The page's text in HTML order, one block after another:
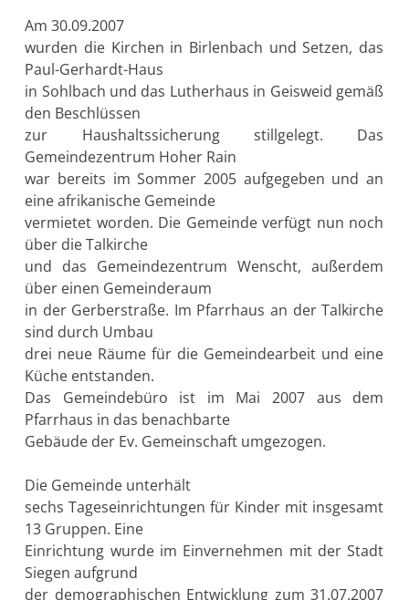
Am 30.09.2007
wurden die Kirchen in Birlenbach und Setzen, das
Paul-Gerhardt-Haus
in Sohlbach und das Lutherhaus in Geisweid gemäß
den Beschlüssen
zur Haushaltssicherung stillgelegt. Das
Gemeindezentrum Hoher Rain
war bereits im Sommer 2005 aufgegeben und an
eine afrikanische Gemeinde
vermietet worden. Die Gemeinde verfügt nun noch
über die Talkirche
und das Gemeindezentrum Wenscht, außerdem
über einen Gemeinderaum
in der Gerberstraße. Im Pfarrhaus an der Talkirche
sind durch Umbau
drei neue Räume für die Gemeindearbeit und eine
Küche entstanden.
Das Gemeindebüro ist im Mai 2007 aus dem
Pfarrhaus in das benachbarte
Gebäude der Ev. Gemeinschaft umgezogen.
Die Gemeinde unterhält
sechs Tageseinrichtungen für Kinder mit insgesamt
13 Gruppen. Eine
Einrichtung wurde im Einvernehmen mit der Stadt
Siegen aufgrund
der demographischen Entwicklung zum 31.07.2007